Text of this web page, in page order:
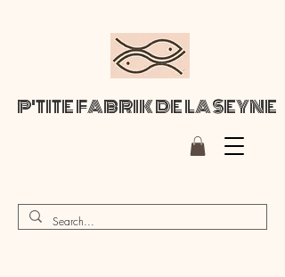
P'TITE FABRIK DE LA SEYNE